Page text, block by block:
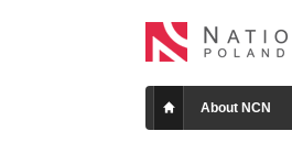
About NCN